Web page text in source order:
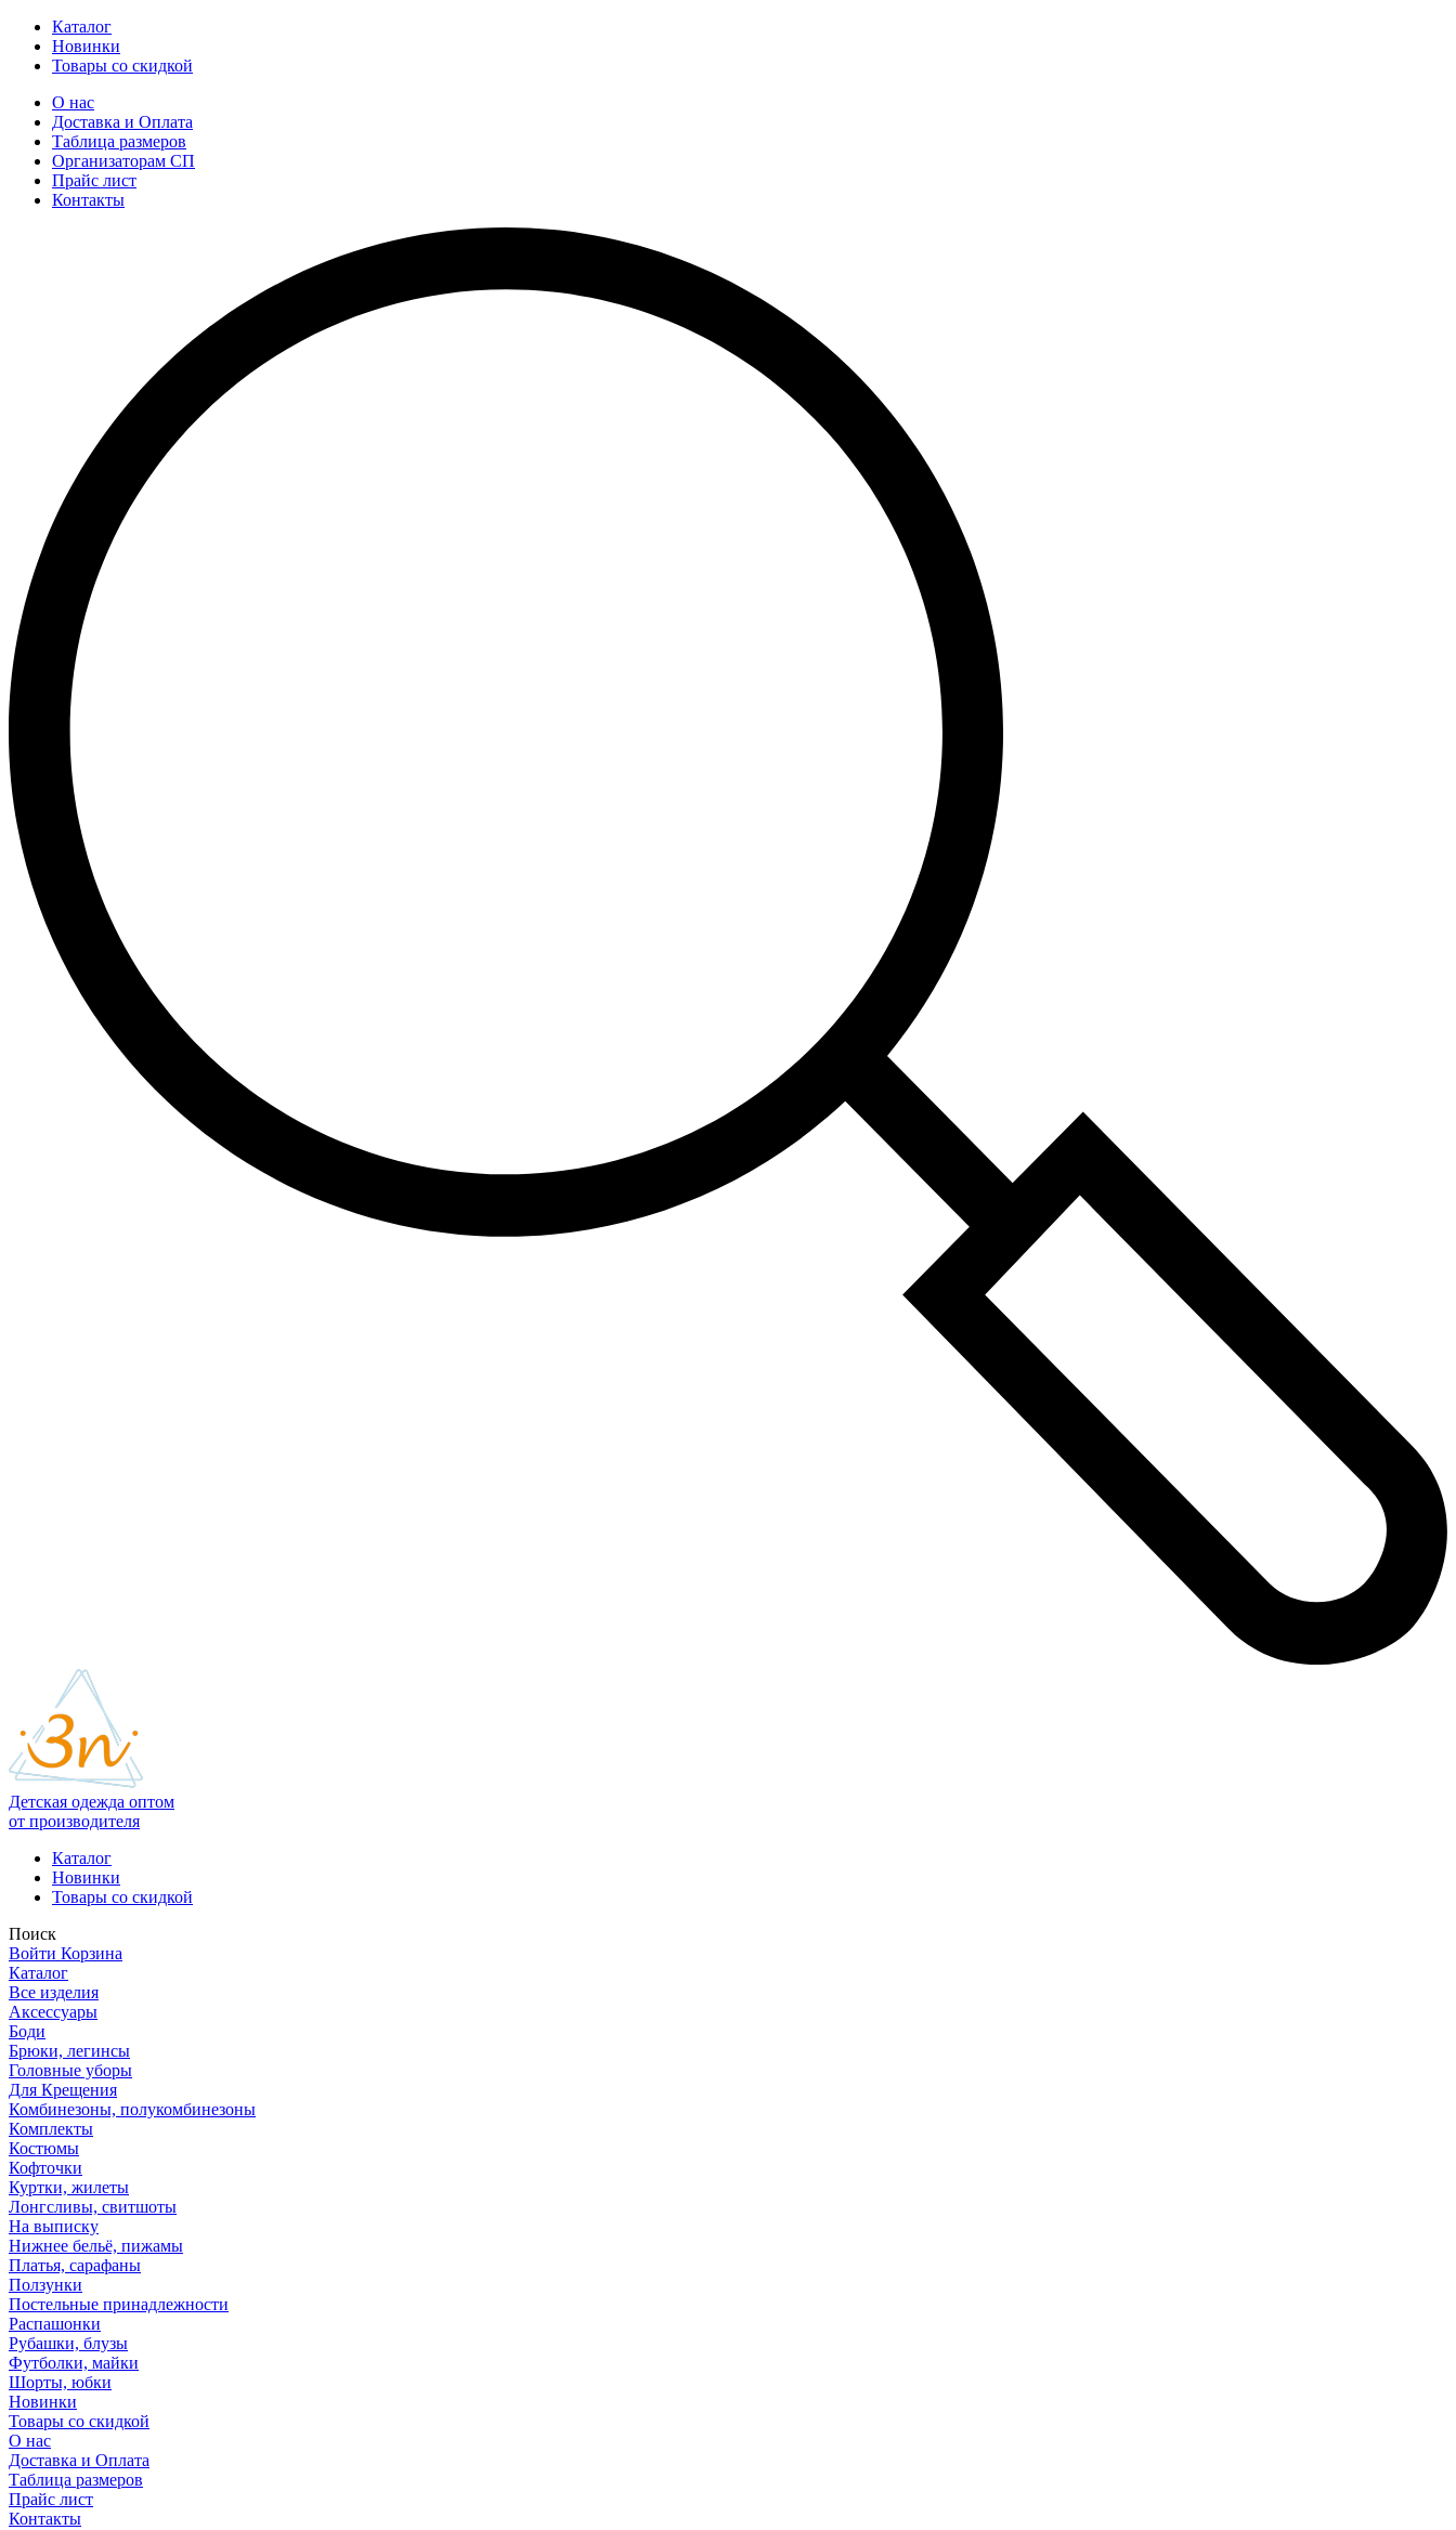
Каталог
Новинки
Товары со скидкой
О нас
Доставка и Оплата
Таблица размеров
Организаторам СП
Прайс лист
Контакты
Детская одежда оптом
от производителя
Каталог
Новинки
Товары со скидкой
Поиск
Войти Корзина
Каталог
Все изделия
Аксесcуары
Боди
Брюки, легинсы
Головные уборы
Для Крещения
Комбинезоны, полукомбинезоны
Комплекты
Костюмы
Кофточки
Куртки, жилеты
Лонгсливы, свитшоты
На выписку
Нижнее бельё, пижамы
Платья, сарафаны
Ползунки
Постельные принадлежности
Распашонки
Рубашки, блузы
Футболки, майки
Шорты, юбки
Новинки
Товары со скидкой
О нас
Доставка и Оплата
Таблица размеров
Прайс лист
Контакты